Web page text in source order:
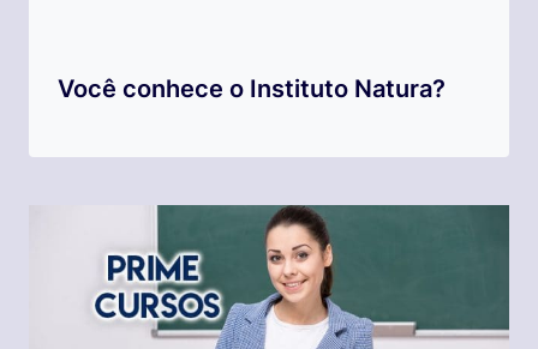
Você conhece o Instituto Natura?